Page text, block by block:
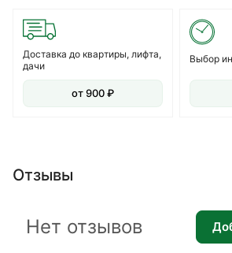
Доставка до квартиры, лифта,
дачи
от 900 ₽
Выбор
Отзывы
Нет отзывов